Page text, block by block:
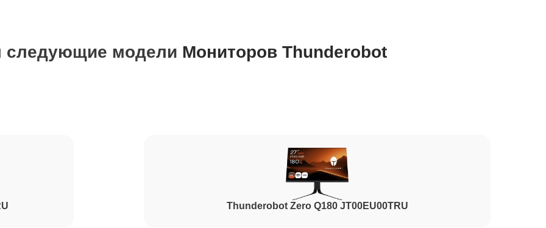
следующие модели Мониторов Thunderobot
Thunderobot Zero Q180 JT00EU00TRU